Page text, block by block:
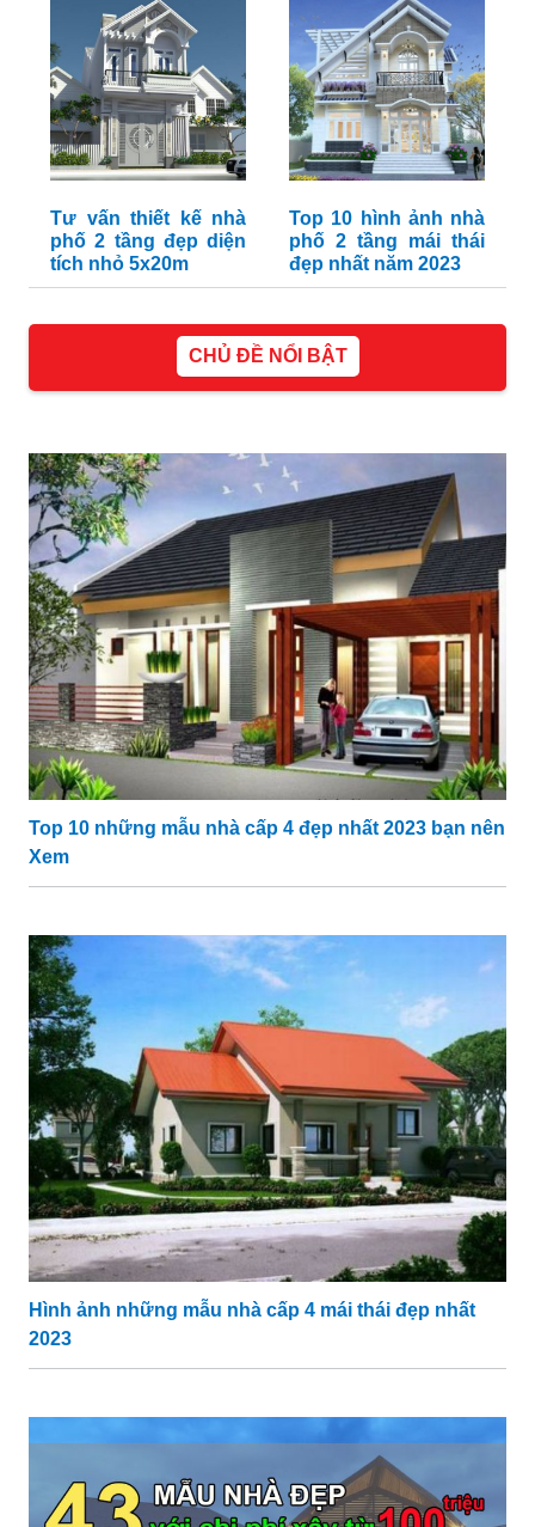
Tư vấn thiết kế nhà
phố 2 tầng đẹp diện
tích nhỏ 5x20m
Top 10 hình ảnh nhà
phố 2 tầng mái thái
đẹp nhất năm 2023
CHỦ ĐỀ NỔI BẬT
Top 10 những mẫu nhà cấp 4 đẹp nhất 2023 bạn nên
Xem
Hình ảnh những mẫu nhà cấp 4 mái thái đẹp nhất
2023